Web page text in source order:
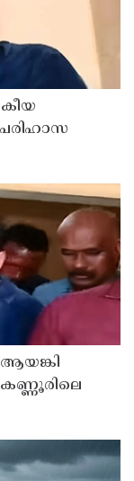
കണ്ണൂരിലെ